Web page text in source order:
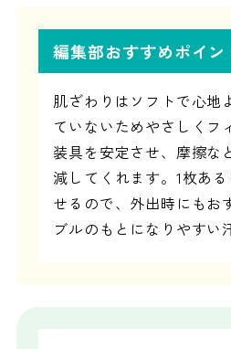
編集部おすすめポイン
肌ざわりはソフトで心地
ていないためやさしくフ
装具を安定させ、摩擦な
減してくれます。1枚あ
せるので、外出時にもお
ブルのもとになりやすい